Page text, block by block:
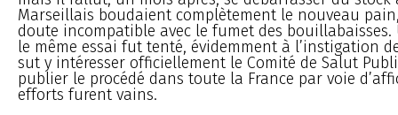
Marseillais boudaient complètement le nouveau
doute incompatible avec le fumet des
le même essai fut tenté, évidemment à l’instigation
sut y intéresser officiellement le Comité de Salut
publier le procédé dans toute la France par voie
efforts furent vains.